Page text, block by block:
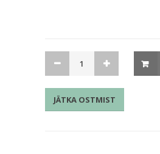
vahuveini
JÄTKA OSTMIST